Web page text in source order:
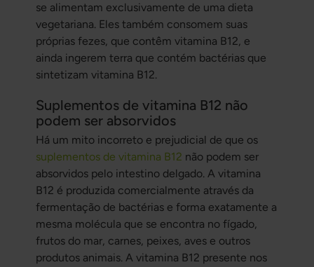
se alimentam exclusivamente de uma dieta
vegetariana. Eles também consomem suas
próprias fezes, que contêm vitamina B12, e
ainda ingerem terra que contém bactérias que
sintetizam vitamina B12.
Suplementos de vitamina B12 não
podem ser absorvidos
Há um mito incorreto e prejudicial de que os
suplementos de vitamina B12 não podem ser
absorvidos pelo intestino delgado. A vitamina
B12 é produzida comercialmente através da
fermentação de bactérias e forma exatamente a
mesma molécula que se encontra no fígado,
frutos do mar, carnes, peixes, aves e outros
produtos animais. A vitamina B12 presente nos